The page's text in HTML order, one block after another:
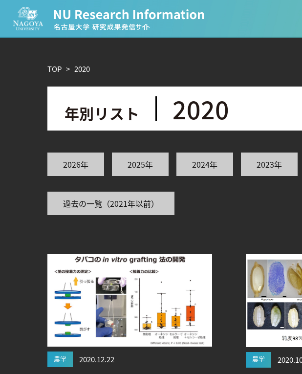
CATEGORY
環境学
人文学
TAG
理学研究科 (220) 工学研究科 (211) 医学系研究科 (177) 生命農
Researchers' VOICE
Links
名古屋大学 名古屋大学基金 研究者総覧
TOP > 2020
年別リスト 2020
2026年 2025年 2024年 2023年
過去の一覧（2021年以前）
農学 2020.12.22 農学